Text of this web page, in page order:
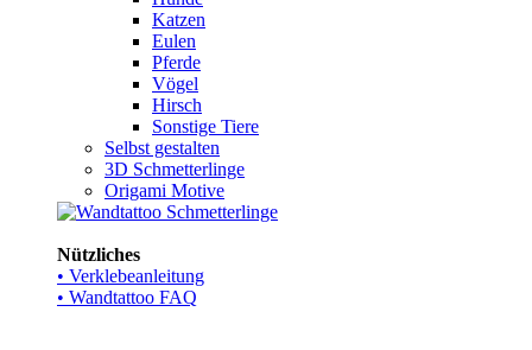
Katzen
Eulen
Pferde
Vögel
Hirsch
Sonstige Tiere
Selbst gestalten
3D Schmetterlinge
Origami Motive
Nützliches
• Verklebeanleitung
• Wandtattoo FAQ